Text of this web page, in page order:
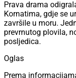
Prava drama
Kornatima, gdje se
završile u moru.
prevrnutog plovila,
posljedica.
Oglas
Prema